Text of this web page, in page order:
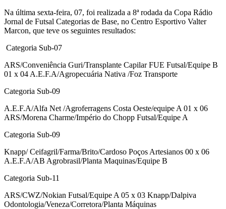
Na última sexta-feira, 07, foi realizada a 8ª rodada da Copa Rádio
Jornal de Futsal Categorias de Base, no Centro Esportivo Valter
Marcon, que teve os seguintes resultados:
Categoria Sub-07
ARS/Conveniência Guri/Transplante Capilar FUE Futsal/Equipe B
01 x 04 A.E.F.A/Agropecuária Nativa /Foz Transporte
Categoria Sub-09
A.E.F.A/Alfa Net /Agroferragens Costa Oeste/equipe A 01 x 06
ARS/Morena Charme/Império do Chopp Futsal/Equipe A
Categoria Sub-09
Knapp/ Ceifagril/Farma/Brito/Cardoso Poços Artesianos 00 x 06
A.E.F.A/AB Agrobrasil/Planta Maquinas/Equipe B
Categoria Sub-11
ARS/CWZ/Nokian Futsal/Equipe A 05 x 03 Knapp/Dalpiva
Odontologia/Veneza/Corretora/Planta Máquinas